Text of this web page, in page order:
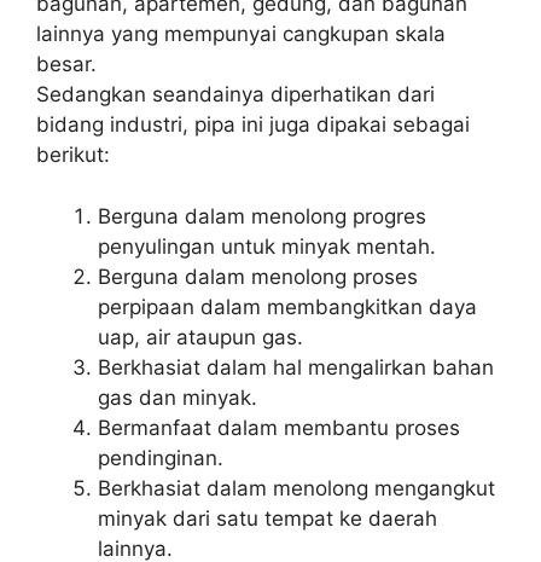
lainnya yang mempunyai cangkupan skala
besar.
Sedangkan seandainya diperhatikan dari
bidang industri, pipa ini juga dipakai sebagai
berikut:
Berguna dalam menolong progres
penyulingan untuk minyak mentah.
Berguna dalam menolong proses
perpipaan dalam membangkitkan daya
uap, air ataupun gas.
Berkhasiat dalam hal mengalirkan bahan
gas dan minyak.
Bermanfaat dalam membantu proses
pendinginan.
Berkhasiat dalam menolong mengangkut
minyak dari satu tempat ke daerah
lainnya.